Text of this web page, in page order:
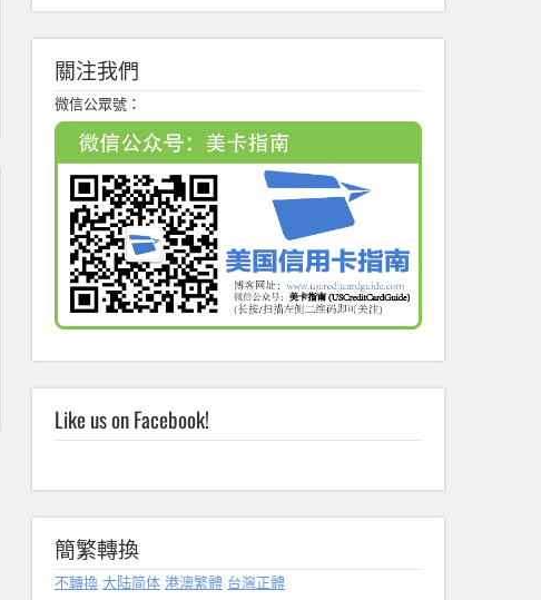
關注我們
微信公眾號：
Like us on Facebook!
簡繁轉換
不轉換 大陆简体 港澳繁體 台灣正體